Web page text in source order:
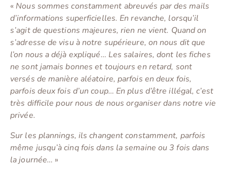
« Nous sommes constamment abreuvés par des mails
d’informations superficielles. En revanche, lorsqu’il
s’agit de questions majeures, rien ne vient. Quand on
s’adresse de visu à notre supérieure, on nous dit que
l’on nous a déjà expliqué… Les salaires, dont les fiches
ne sont jamais bonnes et toujours en retard, sont
versés de manière aléatoire, parfois en deux fois,
parfois deux fois d’un coup… En plus d’être illégal, c’est
très difficile pour nous de nous organiser dans notre vie
privée.
Sur les plannings, ils changent constamment, parfois
même jusqu’à cinq fois dans la semaine ou 3 fois dans
la journée… »